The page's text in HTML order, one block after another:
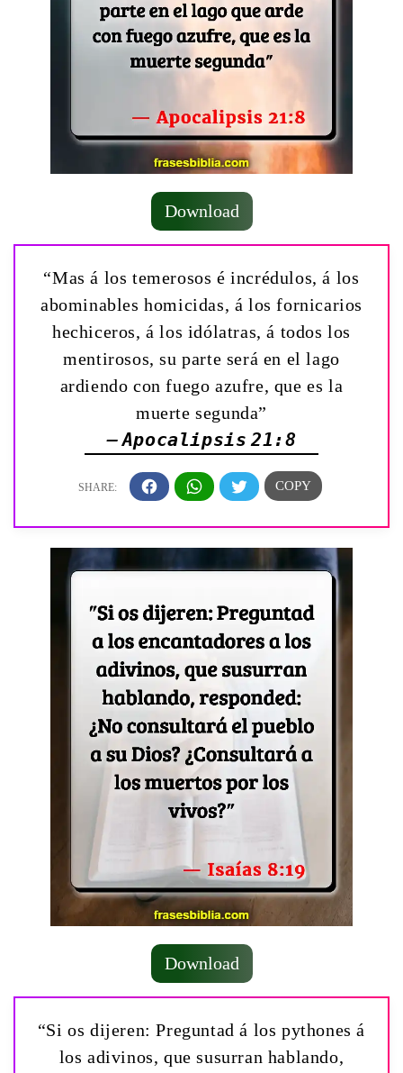
Download
“Mas á los temerosos é incrédulos, á los
abominables homicidas, á los fornicarios
hechiceros, á los idólatras, á todos los
mentirosos, su parte será en el lago
ardiendo con fuego azufre, que es la
muerte segunda”
— Apocalipsis 21:8
Download
“Si os dijeren: Preguntad á los pythones á
los adivinos, que susurran hablando,